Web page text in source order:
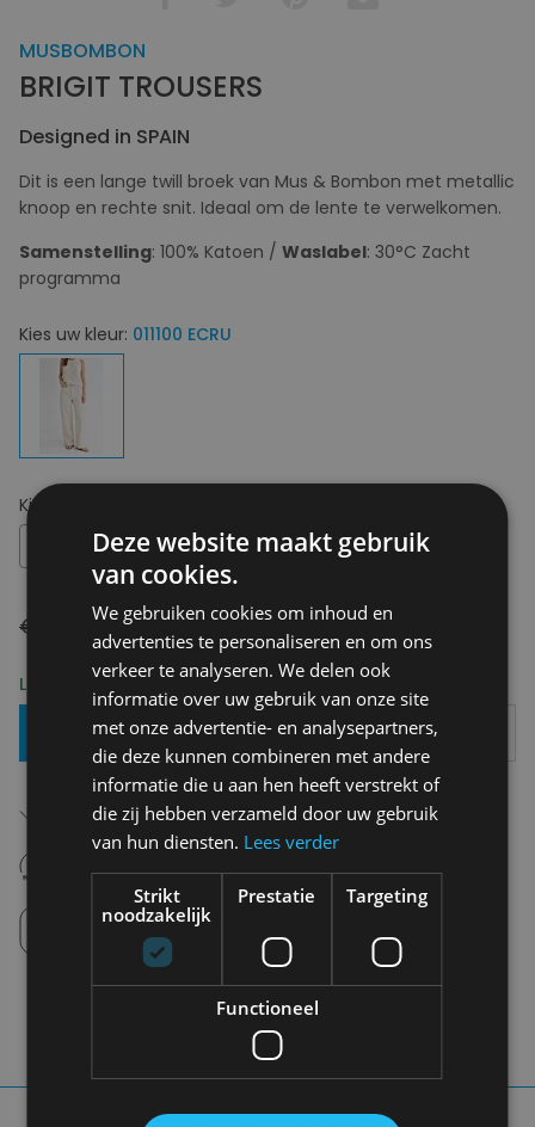
MUSBOMBON
BRIGIT TROUSERS
Designed in SPAIN
Dit is een lange twill broek van Mus & Bombon met metallic
knoop en rechte snit. Ideaal om de lente te verwelkomen.
Samenstelling: 100% Katoen / Waslabel: 30°C Zacht
programma
Kies uw kleur: 011100 ECRU
Kies uw maat:
€ 95,00 € 47,50
Levering 2-3 Werkdagen
Toevoegen Aan Mandje
Vanaf €75,00
14 dagen om te retourneren
Nooit meer spijt van krijgen
Click en Collect
Afhalen in de winkel tussen 10u-18u.
Deze website maakt gebruik
van cookies.
We gebruiken cookies om inhoud en
advertenties te personaliseren en om ons
verkeer te analyseren. We delen ook
informatie over uw gebruik van onze site
met onze advertentie- en analysepartners,
die deze kunnen combineren met andere
informatie die u aan hen heeft verstrekt of
die zij hebben verzameld door uw gebruik
van hun diensten. Lees verder
Strikt
noodzakelijk
Prestatie Targeting
Functioneel